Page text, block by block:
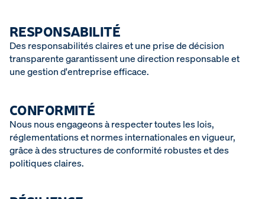
RESPONSABILITÉ
Des responsabilités claires et une prise de décision
transparente garantissent une direction responsable et
une gestion d'entreprise efficace.
CONFORMITÉ
Nous nous engageons à respecter toutes les lois,
réglementations et normes internationales en vigueur,
grâce à des structures de conformité robustes et des
politiques claires.